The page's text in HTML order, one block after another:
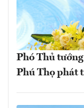
Phó Thủ
Phú Thọ phát